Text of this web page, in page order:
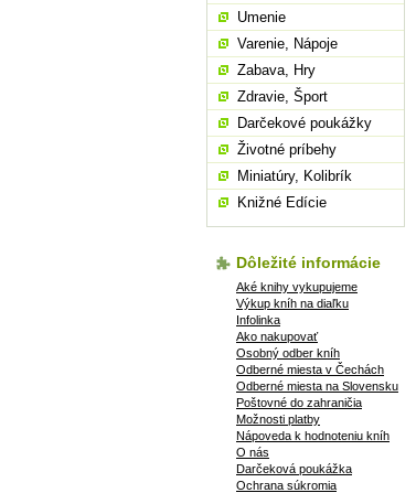
Umenie
Varenie, Nápoje
Zabava, Hry
Zdravie, Šport
Darčekové poukážky
Životné príbehy
Miniatúry, Kolibrík
Knižné Edície
Dôležité informácie
Aké knihy vykupujeme
Výkup kníh na diaľku
Infolinka
Ako nakupovať
Osobný odber kníh
Odberné miesta v Čechách
Odberné miesta na Slovensku
Poštovné do zahraničia
Možnosti platby
Nápoveda k hodnoteniu kníh
O nás
Darčeková poukážka
Ochrana súkromia